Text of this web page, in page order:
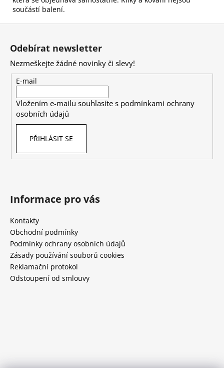
součástí balení.
Z
Odebírat newsletter
Nezmeškejte žádné novinky či slevy!
E-mail
Vložením e-mailu souhlasíte s podmínkami ochrany
osobních údajů
PŘIHLÁSIT SE
Informace pro vás
Kontakty
Obchodní podmínky
Podmínky ochrany osobních údajů
Zásady používání souborů cookies
Reklamační protokol
Odstoupení od smlouvy